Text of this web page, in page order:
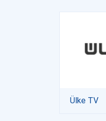
Ülke TV